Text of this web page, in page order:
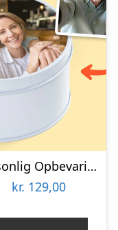
Personlig Opbevaringsboks i Metal med Billede – Rund
kr. 129,00